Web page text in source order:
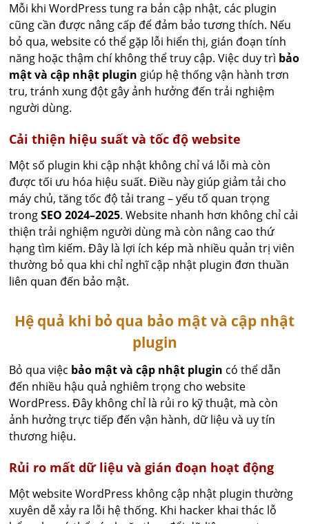
Mỗi khi WordPress tung ra bản cập nhật, các plugin
cũng cần được nâng cấp để đảm bảo tương thích. Nếu
bỏ qua, website có thể gặp lỗi hiển thị, gián đoạn tính
năng hoặc thậm chí không thể truy cập. Việc duy trì bảo
mật và cập nhật plugin giúp hệ thống vận hành trơn
tru, tránh xung đột gây ảnh hưởng đến trải nghiệm
người dùng.
Cải thiện hiệu suất và tốc độ website
Một số plugin khi cập nhật không chỉ vá lỗi mà còn
được tối ưu hóa hiệu suất. Điều này giúp giảm tải cho
máy chủ, tăng tốc độ tải trang – yếu tố quan trọng
trongSEO 2024–2025. Website nhanh hơn không chỉ cải
thiện trải nghiệm người dùng mà còn nâng cao thứ
hạng tìm kiếm. Đây là lợi ích kép mà nhiều quản trị viên
thường bỏ qua khi chỉ nghĩ cập nhật plugin đơn thuần
liên quan đến bảo mật.
Hệ quả khi bỏ qua bảo mật và cập nhật
plugin
Bỏ qua việc bảo mật và cập nhật plugin có thể dẫn
đến nhiều hậu quả nghiêm trọng cho website
WordPress. Đây không chỉ là rủi ro kỹ thuật, mà còn
ảnh hưởng trực tiếp đến vận hành, dữ liệu và uy tín
thương hiệu.
Rủi ro mất dữ liệu và gián đoạn hoạt động
Một website WordPress không cập nhật plugin thường
xuyên dễ xảy ra lỗi hệ thống. Khi hacker khai thác lỗ